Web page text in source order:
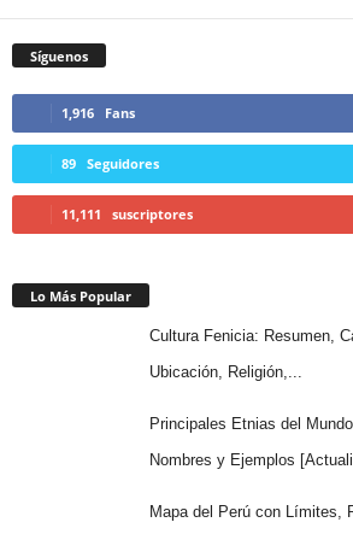
Síguenos
1,916 Fans
89 Seguidores
11,111 suscriptores
Lo Más Popular
Cultura Fenicia: Resumen,
Ubicación, Religión,...
Principales Etnias del
Nombres y Ejemplos
Mapa del Perú con Límites,